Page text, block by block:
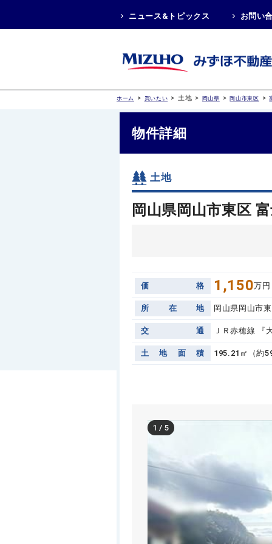
ニュース&トピックス お問い
ホーム > 買いたい > 土地 > 岡山県 > 岡山市東区 >
物件詳細
土地
岡山県岡山市東区
価 格 1,150万円
所 在 地 岡山県岡山市
交 通 ＪＲ赤穂線 『
土 地 面 積 195.21㎡（約
1 /5